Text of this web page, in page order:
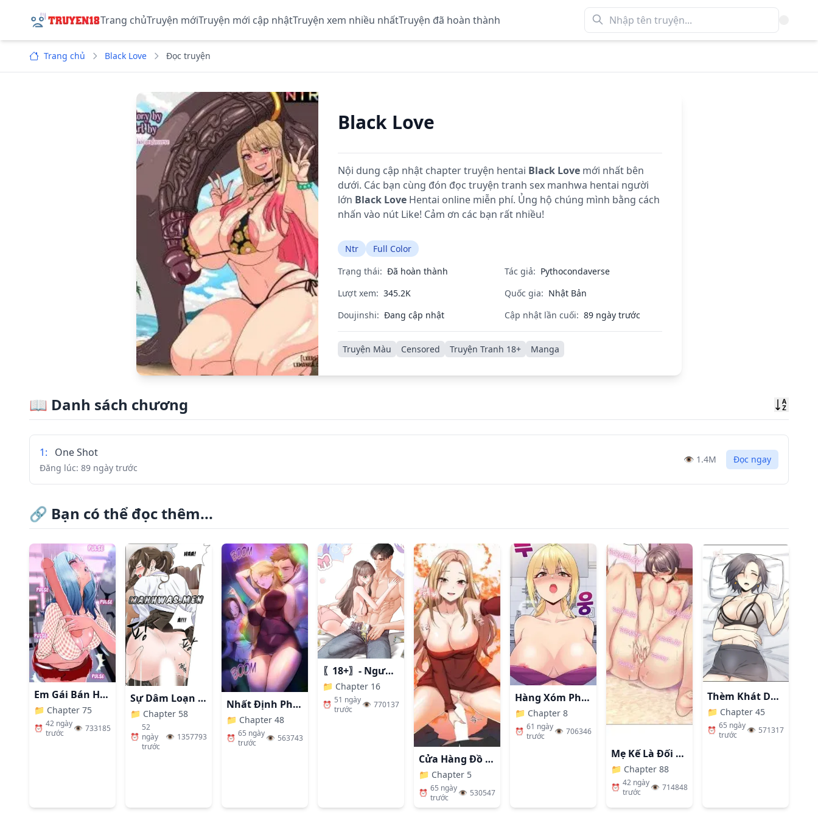
Trang chủTruyện mớiTruyện mới cập nhậtTruyện xem nhiều nhấtTruyện đã hoàn thành
Trang chủ Black Love Đọc truyện
Black Love
Nội dung cập nhật chapter truyện hentai Black Lovemới nhất bên
dưới. Các bạn cùng đón đọc truyện tranh sex manhwa hentai người
lớn Black LoveHentai online miễn phí. Ủng hộ chúng mình bằng cách
nhấn vào nút Like! Cảm ơn các bạn rất nhiều!
Ntr
Full Color
Trạng thái: Đã hoàn thành Tác giả: Pythocondaverse
Lượt xem: 345.2K Quốc gia: Nhật Bản
Doujinshi: Đang cập nhật Cập nhật lần cuối: 89 ngày trước
Truyện Màu Censored Truyện Tranh 18+ Manga
📖 Danh sách chương
Sort
1: One Shot
Đăng lúc: 89 ngày trước
👁️ 1.4M Đọc ngay
🔗 Bạn có thể đọc thêm...
Em Gái Bán Hàng Sextoy
📁 Chapter 75
⏰ 42 ngày
trước
👁️ 733185
Sự Dâm Loạn Ở Bệnh Viện
📁 Chapter 58
⏰
52
ngày
trước
👁️ 1357793
Nhất Định Phải Là Chị Ấy
📁 Chapter 48
⏰ 65 ngày
trước
👁️ 563743
〖18+〗- Người Bạn Thanh Mai Trúc Mã Tính Theo Giá Thị Trường
📁 Chapter 16
⏰ 51 ngày
trước
👁️ 770137
Cửa Hàng Đồ Chơi Người Lớn Ở Thế Giới Lạ
📁 Chapter 5
⏰ 65 ngày
trước
👁️ 530547
Hàng Xóm Phiền Phức
📁 Chapter 8
⏰ 61 ngày
trước
👁️ 706346
Mẹ Kế Là Đối Tượng Làm Tình Của Tôi
📁 Chapter 88
⏰ 42 ngày
trước
👁️ 714848
Thèm Khát Dục Vọng
📁 Chapter 45
⏰ 65 ngày
trước
👁️ 571317